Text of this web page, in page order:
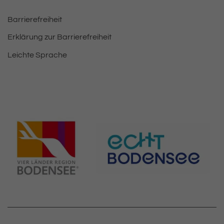
Barrierefreiheit
Erklärung zur Barrierefreiheit
Leichte Sprache